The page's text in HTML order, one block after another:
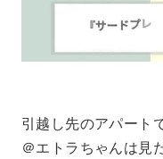
引越し先のアパート
＠エトラちゃんは見